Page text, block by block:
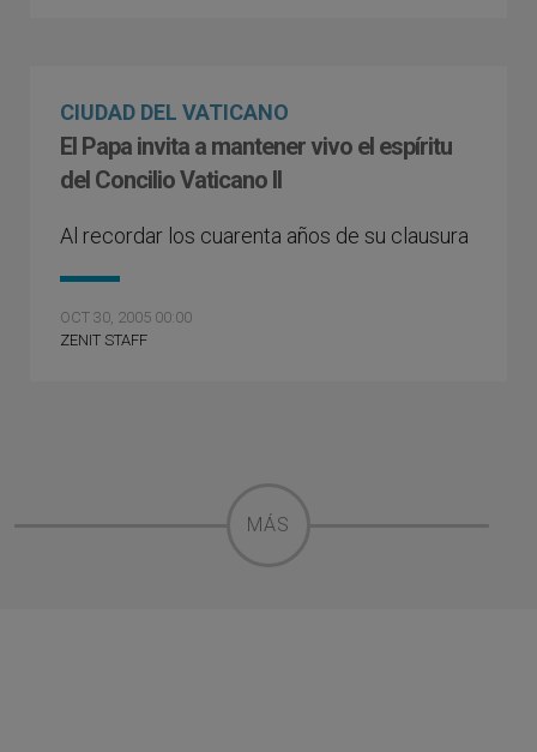
CIUDAD DEL VATICANO
El Papa invita a mantener vivo el espíritu
del Concilio Vaticano II
Al recordar los cuarenta años de su clausura
OCT 30, 2005 00:00
ZENIT STAFF
MÁS